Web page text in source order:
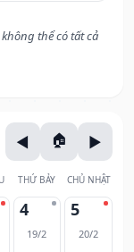
thể có tất cả
THỨ BẢY CHỦ NHẬT
4
19/2
5
20/2